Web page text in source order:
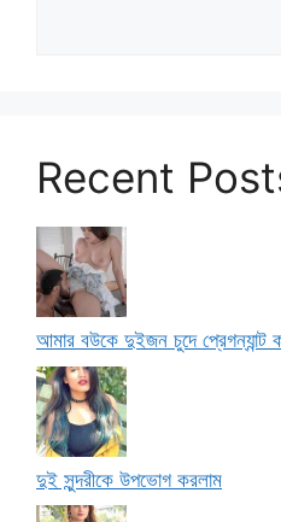
Recent
আমার বউকে দুইজন চুদে প্রেগন্যান্ট
দুই সুন্দরীকে উপভোগ করলাম